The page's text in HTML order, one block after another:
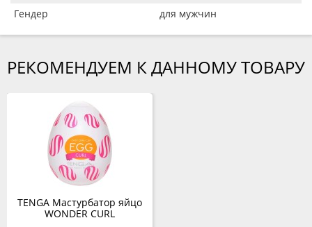
Гендер для мужчин
РЕКОМЕНДУЕМ К ДАННОМУ ТОВАРУ
TENGA Мастурбатор яйцо
WONDER CURL